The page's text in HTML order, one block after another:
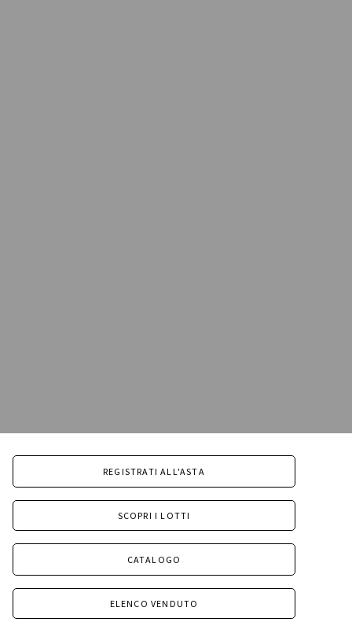
REGISTRATI ALL'ASTA
SCOPRI I LOTTI
CATALOGO
ELENCO VENDUTO